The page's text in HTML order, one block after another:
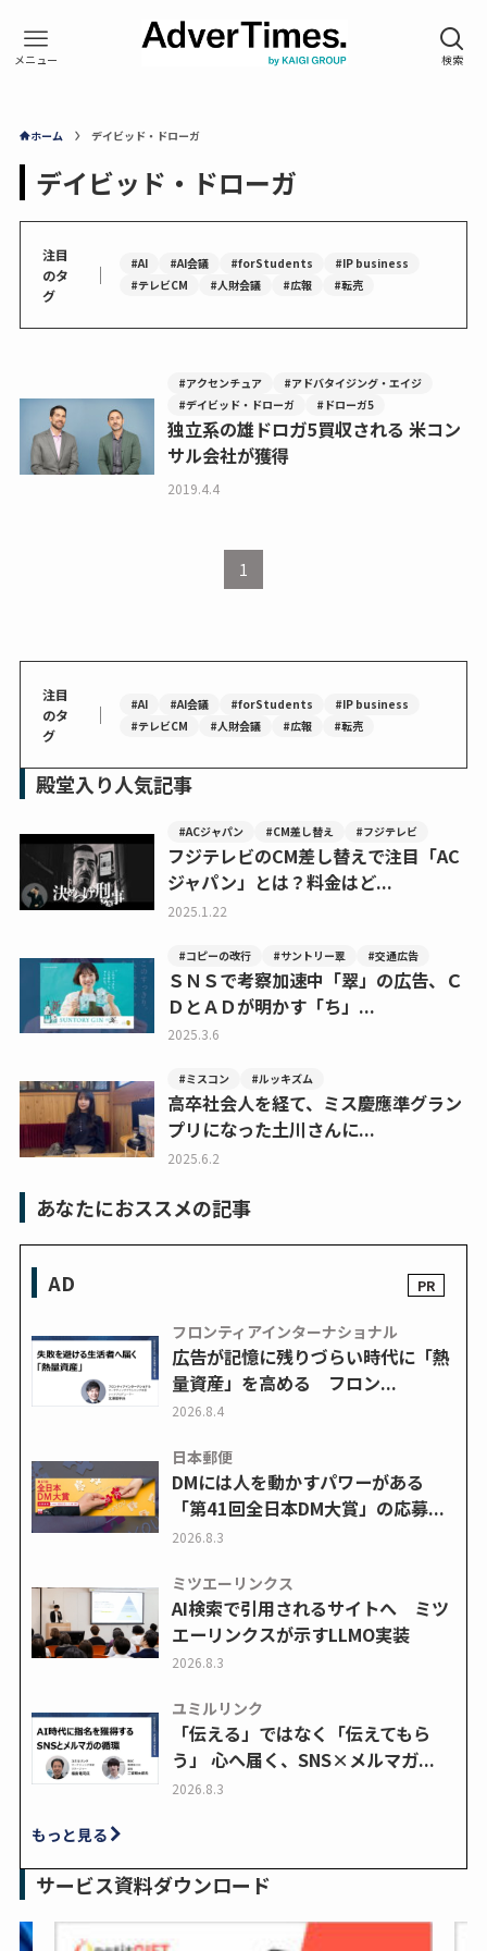
ホーム デイビッド・ドローガ
デイビッド・ドローガ
注目
のタ
グ
｜ #AI #AI会議 #forStudents
#IP business
#テレビCM
#人財会議 #広報 #転売
#アクセンチュア
#アドバタイジング・エイジ
#デイビッド・ドローガ
#ドローガ5
独立系の雄ドロガ5買収される 米コン
サル会社が獲得
2019.4.4
1
注目
のタ
グ
｜ #AI #AI会議 #forStudents
#IP business
#テレビCM
#人財会議 #広報 #転売
殿堂入り人気記事
#ACジャパン #CM差し替え #フジテレビ
フジテレビのCM差し替えで注目「AC
ジャパン」とは？料金はど...
2025.1.22
#コピーの改行 #サントリー翠 #交通広告
ＳＮＳで考察加速中「翠」の広告、Ｃ
ＤとＡＤが明かす「ち」...
2025.3.6
#ミスコン #ルッキズム
高卒社会人を経て、ミス慶應準グラン
プリになった土川さんに...
2025.6.2
あなたにおススメの記事
AD
フロンティアインターナショナル
広告が記憶に残りづらい時代に「熱
量資産」を高める フロン...
2026.8.4
日本郵便
DMには人を動かすパワーがある
「第41回全日本DM大賞」の応募...
2026.8.3
ミツエーリンクス
AI検索で引用されるサイトへ ミツ
エーリンクスが示すLLMO実装
2026.8.3
ユミルリンク
「伝える」ではなく「伝えてもら
う」 心へ届く、SNS×メルマガ...
2026.8.3
もっと見る
サービス資料ダウンロード